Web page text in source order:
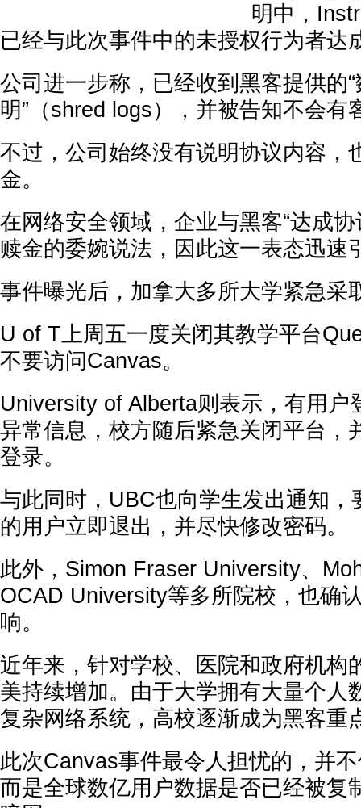
明中，
已经与此次事件中的未授权行为者达
公司进一步称，已经收到黑客提供的
明”（shred logs），并被告知不会有
不过，公司始终没有说明协议内容，
金。
在网络安全领域，企业与黑客“达成
赎金的委婉说法，因此这一表态迅速
事件曝光后，加拿大多所大学紧急采
U of T上周五一度关闭其教学平台
不要访问Canvas。
University of Alberta则表示，有用户
异常信息，校方随后紧急关闭平台，
登录。
与此同时，UBC也向学生发出通知，
的用户立即退出，并尽快修改密码。
此外，Simon Fraser University、
OCAD University等多所院校，也确
响。
近年来，针对学校、医院和政府机构
美持续增加。由于大学拥有大量个人
复杂网络系统，高校逐渐成为黑客重
此次Canvas事件最令人担忧的，并
而是全球数亿用户数据是否已经被复